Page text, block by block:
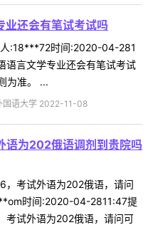
业还会有笔试考试吗
:18***72时间:2020-04-281
语言文学专业还会有笔试考试
为准。 ...
国语大学 2022-11-08
语为202俄语调剂到贵院吗
，考试外语为202俄语，请问
时间:2020-04-2811:47提
考试外语为202俄语，请问可